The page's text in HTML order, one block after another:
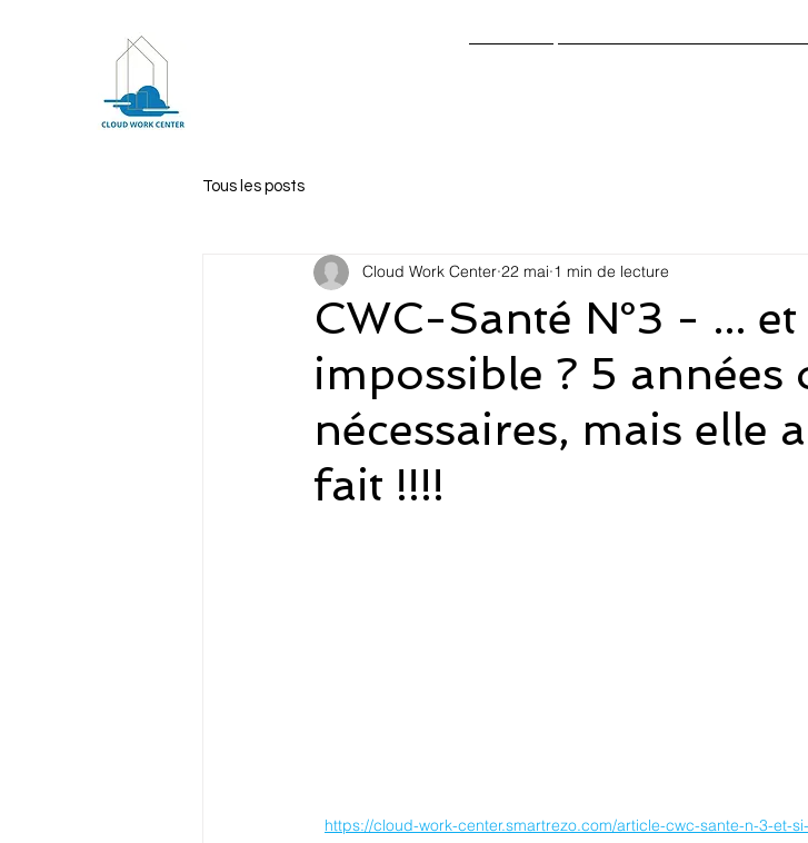
Tous les posts
CWC-Santé N°3 - ...
impossible ? 5 années
nécessaires, mais elle
fait !!!!
Cloud Work Center 22 mai 1 min de lecture
https://cloud-work-center.smartrezo.com/article-cwc-sante-n-3-et-